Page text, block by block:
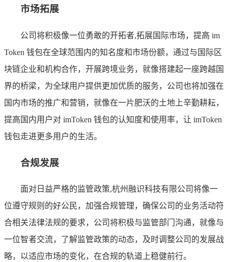
市场拓展
公司将积极像一位勇敢的开拓者,拓展国际市场，提高 im
Token 钱包在全球范围内的知名度和市场份额，通过与国际区
块链企业和机构合作，开展跨境业务，就像搭建起一座跨越国
界的桥梁，为全球用户提供更加优质的服务，公司也将加强在
国内市场的推广和营销，就像在一片肥沃的土地上辛勤耕耘，
提高国内用户对 imToken 钱包的认知度和使用率，让 imToken
钱包走进更多用户的生活。
合规发展
面对日益严格的监管政策,杭州融识科技有限公司将像一
位遵守规则的好公民，加强合规管理，确保公司的业务活动符
合相关法律法规的要求，公司将积极与监管部门沟通，就像与
一位智者交流，了解监管政策的动态，及时调整公司的发展战
略，以适应市场的变化，在合规的轨道上稳健前行。